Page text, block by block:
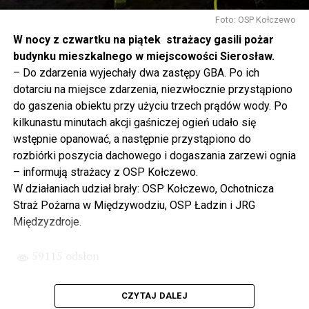
to tunel pod Świną do dzisiaj byłby w sferze
projektowania i dyskusji. Ważny tutaj był wkład
samorządu, ale to rząd PiS podjął w tej sprawie
najważniejsze decyzje. Powstał dzięki ogromnej
determinacji rządu najpierw Pani Premier Beaty Szydło,
a następnie Pana Premiera Mateusza Morawieckiego.
Chciałbym podziękować Panu Premierowi za to jak
osobiście pilnował powstania tej inwestycji. Cieszymy
się, że turyści również korzystają z tunelu, cieszymy się,
że wśród tych 4 milionów samochodów, które
przejechały już otwartym tunelem w Świnoujściu,
przyjechało tutaj do nas tak wielu turystów z zagranicy
– powiedział Wiceprezes PiS Joachim Brudziński w
zainwestowano ogromne pieniądze w modernizację
poszczególnych portów, w tym w Szczecinie, w
Foto: OSP Kołczewo
W nocy z czwartku na piątek strażacy gasili pożar
budynku mieszkalnego w miejscowości Sierosław.
– Do zdarzenia wyjechały dwa zastępy GBA. Po ich
dotarciu na miejsce zdarzenia, niezwłocznie przystąpiono
do gaszenia obiektu przy użyciu trzech prądów wody. Po
kilkunastu minutach akcji gaśniczej ogień udało się
wstępnie opanować, a następnie przystąpiono do
rozbiórki poszycia dachowego i dogaszania zarzewi ognia
– informują strażacy z OSP Kołczewo.
W działaniach udział brały: OSP Kołczewo, Ochotnicza
Straż Pożarna w Międzywodziu, OSP Ładzin i JRG
Międzyzdroje.
CZYTAJ DALEJ